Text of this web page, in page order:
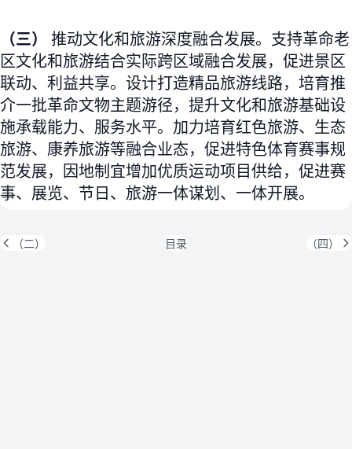
（三） 推动文化和旅游深度融合发展。支持革命老
区文化和旅游结合实际跨区域融合发展，促进景区
联动、利益共享。设计打造精品旅游线路，培育推
介一批革命文物主题游径，提升文化和旅游基础设
施承载能力、服务水平。加力培育红色旅游、生态
旅游、康养旅游等融合业态，促进特色体育赛事规
范发展，因地制宜增加优质运动项目供给，促进赛
事、展览、节日、旅游一体谋划、一体开展。
（二） 目录 （四）